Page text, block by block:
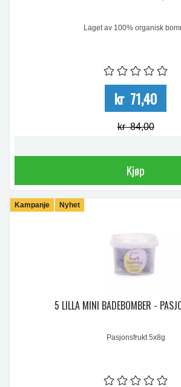
Laget av 100% organisk
kr 71,40
kr 84,00
Kjøp
Kampanje Nyhet
5 LILLA MINI BADEBOMBER -
Pasjonsfrukt 5x8g